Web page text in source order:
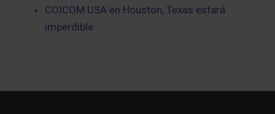
COICOM USA en Houston, Texas estará
imperdible